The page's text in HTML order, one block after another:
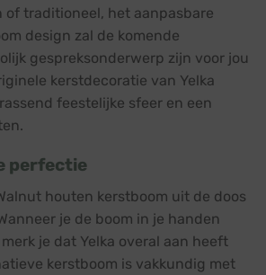
of traditioneel, het aanpasbare
design zal de komende
gespreksonderwerp zijn voor jou
kerstdecoratie van Yelka
feestelijke sfeer en een
perfectie
houten kerstboom uit de doos
je de boom in je handen
je dat Yelka overal aan heeft
kerstboom is vakkundig met